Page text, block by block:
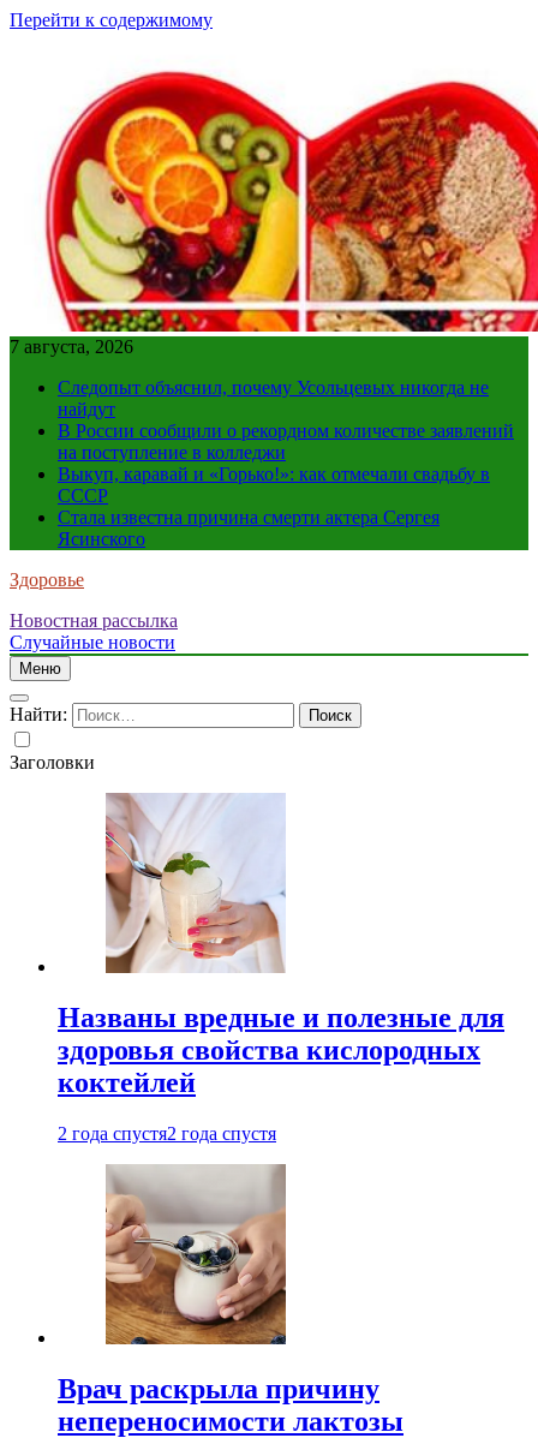
Перейти к содержимому
7 августа, 2026
Следопыт объяснил, почему Усольцевых никогда не
найдут
В России сообщили о рекордном количестве заявлений
на поступление в колледжи
Выкуп, каравай и «Горько!»: как отмечали свадьбу в
СССР
Стала известна причина смерти актера Сергея
Ясинского
Здоровье
Новостная рассылка
Случайные новости
Меню
Найти:
Заголовки
Названы вредные и полезные для
здоровья свойства кислородных
коктейлей
2 года спустя2 года спустя
Врач раскрыла причину
непереносимости лактозы